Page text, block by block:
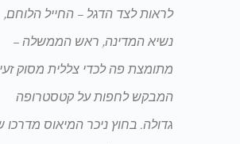
לראות לצד הדגל – החייל הלוחם,
נשיא המדינה, ראש הממשלה –
מתומצת פה לכדי צללית מסוק
המבקש לחפות על קטסטרופה
גדולה. בחוץ ניכר המיאוס מדרכו